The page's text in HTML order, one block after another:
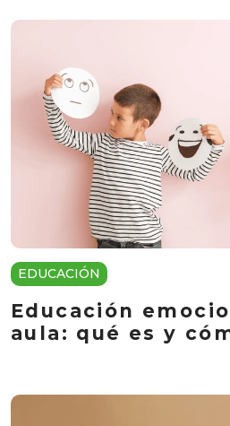
EDUCACIÓN
Educación
aula: qué es y